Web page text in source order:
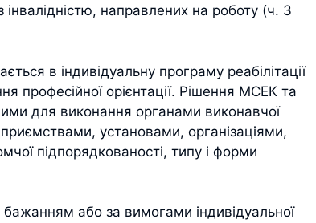
направлених на роботу (ч. 3
в індивідуальну програму реабілітації
професійної орієнтації. Рішення МСЕК та
для виконання органами виконавчої
установами, організаціями,
підпорядкованості, типу і форми
або за вимогами індивідуальної